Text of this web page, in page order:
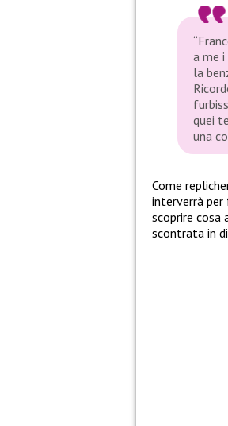
a me
la
quei
una
Come
interverrà per
scoprire cosa
scontrata in